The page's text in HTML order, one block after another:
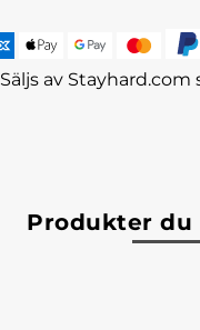
Säljs av Stayhard.com
Produkter